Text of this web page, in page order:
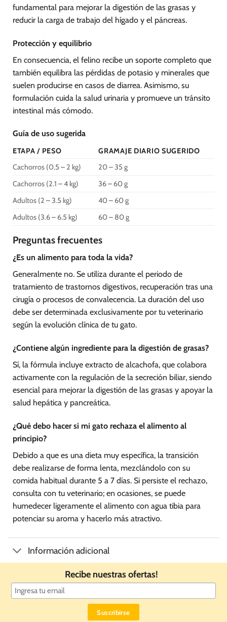
fundamental para mejorar la digestión de las grasas y
reducir la carga de trabajo del hígado y el páncreas.
Protección y equilibrio
En consecuencia, el felino recibe un soporte completo que
también equilibra las pérdidas de potasio y minerales que
suelen producirse en casos de diarrea. Asimismo, su
formulación cuida la salud urinaria y promueve un tránsito
intestinal más cómodo.
Guía de uso sugerida
ETAPA / PESO
GRAMAJE DIARIO SUGERIDO
Cachorros (0.5 – 2 kg)
20 – 35 g
Cachorros (2.1 – 4 kg)
36 – 60 g
Adultos (2 – 3.5 kg)
40 – 60 g
Adultos (3.6 – 6.5 kg)
60 – 80 g
Preguntas frecuentes
¿Es un alimento para toda la vida?
Generalmente no. Se utiliza durante el periodo de
tratamiento de trastornos digestivos, recuperación tras una
cirugía o procesos de convalecencia. La duración del uso
debe ser determinada exclusivamente por tu veterinario
según la evolución clínica de tu gato.
¿Contiene algún ingrediente para la digestión de grasas?
Sí, la fórmula incluye extracto de alcachofa, que colabora
activamente con la regulación de la secreción biliar, siendo
esencial para mejorar la digestión de las grasas y apoyar la
salud hepática y pancreática.
¿Qué debo hacer si mi gato rechaza el alimento al
principio?
Debido a que es una dieta muy específica, la transición
debe realizarse de forma lenta, mezclándolo con su
comida habitual durante 5 a 7 días. Si persiste el rechazo,
consulta con tu veterinario; en ocasiones, se puede
humedecer ligeramente el alimento con agua tibia para
potenciar su aroma y hacerlo más atractivo.
Información adicional
Recibe nuestras ofertas!